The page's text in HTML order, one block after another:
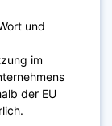
und
im
der EU